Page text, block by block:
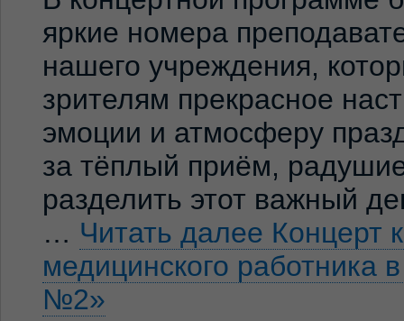
яркие номера
нашего учреждения,
зрителям прекрасное
эмоции и атмосферу
за тёплый приём,
разделить этот важный
… Читать далее Концерт
медицинского
№2»